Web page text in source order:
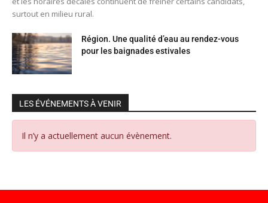
surtout en milieu rural.
Région. Une qualité d’eau au rendez-vous
pour les baignades estivales
LES ÉVÉNEMENTS À VENIR
Il n’y a actuellement aucun évènement.